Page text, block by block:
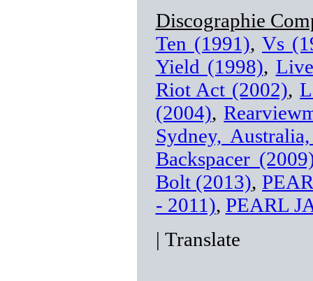
Discographie
Ten (1991), Vs
Yield (1998),
Riot Act (2002),
(2004),
Sydney,
Backspacer
Bolt (2013),
- 2011), PEARL
| Translate